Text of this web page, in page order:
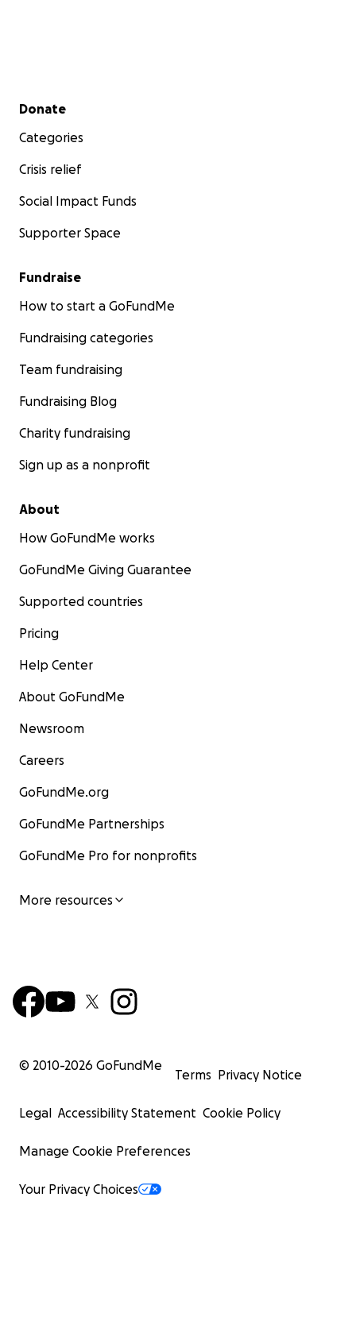
Secondary menu
Donate
Categories
Crisis relief
Social Impact Funds
Supporter Space
Fundraise
How to start a GoFundMe
Fundraising categories
Team fundraising
Fundraising Blog
Charity fundraising
Sign up as a nonprofit
About
How GoFundMe works
GoFundMe Giving Guarantee
Supported countries
Pricing
Help Center
About GoFundMe
Newsroom
Careers
GoFundMe.org
GoFundMe Partnerships
GoFundMe Pro for nonprofits
More resources
© 2010-2026 GoFundMe
Terms Privacy Notice
Legal Accessibility Statement Cookie Policy
Manage Cookie Preferences
Your Privacy Choices